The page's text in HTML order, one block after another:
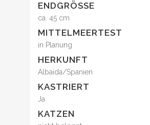
ENDGRÖSSE
ca. 45 cm
MITTELMEERTEST
in Planung
HERKUNFT
Albaida/Spanien
KASTRIERT
Ja
KATZEN